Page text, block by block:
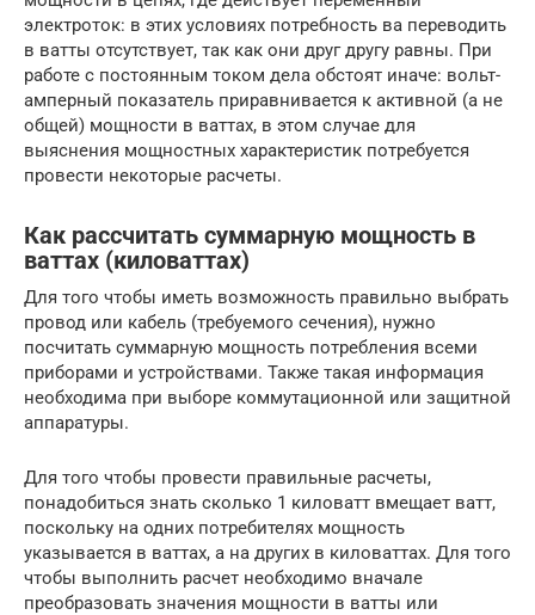
электроток: в этих условиях потребность ва переводить
в ватты отсутствует, так как они друг другу равны. При
работе с постоянным током дела обстоят иначе: вольт-
амперный показатель приравнивается к активной (а не
общей) мощности в ваттах, в этом случае для
выяснения мощностных характеристик потребуется
провести некоторые расчеты.
Как рассчитать суммарную мощность в
ваттах (киловаттах)
Для того чтобы иметь возможность правильно выбрать
провод или кабель (требуемого сечения), нужно
посчитать суммарную мощность потребления всеми
приборами и устройствами. Также такая информация
необходима при выборе коммутационной или защитной
аппаратуры.
Для того чтобы провести правильные расчеты,
понадобиться знать сколько 1 киловатт вмещает ватт,
поскольку на одних потребителях мощность
указывается в ваттах, а на других в киловаттах. Для того
чтобы выполнить расчет необходимо вначале
преобразовать значения мощности в ватты или